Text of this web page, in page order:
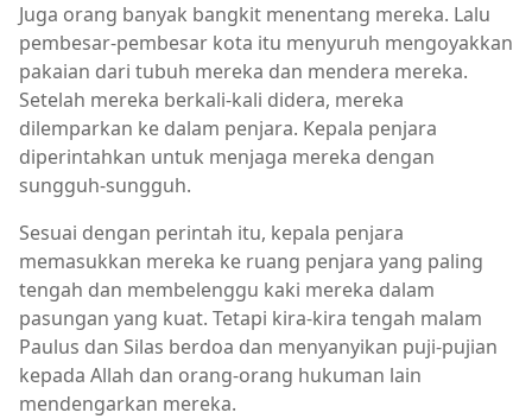
Juga orang banyak bangkit menentang mereka. Lalu
pembesar-pembesar kota itu menyuruh mengoyakkan
pakaian dari tubuh mereka dan mendera mereka.
Setelah mereka berkali-kali didera, mereka
dilemparkan ke dalam penjara. Kepala penjara
diperintahkan untuk menjaga mereka dengan
sungguh-sungguh.
Sesuai dengan perintah itu, kepala penjara
memasukkan mereka ke ruang penjara yang paling
tengah dan membelenggu kaki mereka dalam
pasungan yang kuat. Tetapi kira-kira tengah malam
Paulus dan Silas berdoa dan menyanyikan puji-pujian
kepada Allah dan orang-orang hukuman lain
mendengarkan mereka.